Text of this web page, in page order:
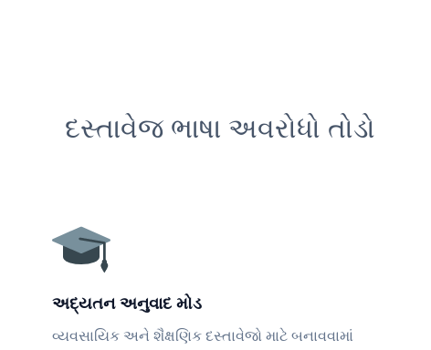
દસ્તાવેજ ભાષા અવરોધો તોડો
અદ્યતન અનુવાદ મોડ
વ્યવસાયિક અને શૈક્ષણિક દસ્તાવેજો માટે બનાવવામાં